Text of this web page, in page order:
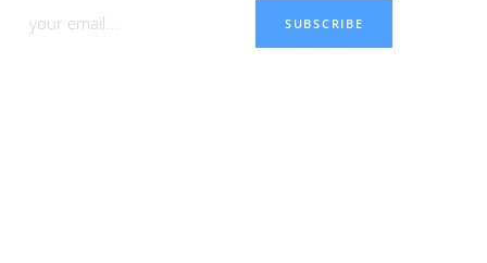
SUBSCRIBE